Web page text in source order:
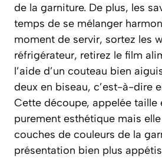
de la garniture. De plus, les
temps de se mélanger
moment de servir, sortez les
réfrigérateur, retirez le film
l’aide d’un couteau bien
deux en biseau, c’est-à-dire
Cette découpe, appelée taille
purement esthétique mais
couches de couleurs de la
présentation bien plus